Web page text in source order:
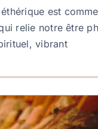
est
relie notre être
vibrant